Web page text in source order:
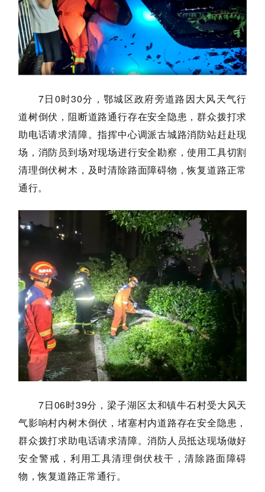
7日0时30分，鄂城区政府旁道路因大风天气行
道树倒伏，阻断道路通行存在安全隐患，群众拨打求
助电话请求清障。指挥中心调派古城路消防站赶赴现
场，消防员到场对现场进行安全勘察，使用工具切割
清理倒伏树木，及时清除路面障碍物，恢复道路正常
通行。
7日06时39分，梁子湖区太和镇牛石村受大风天
气影响村内树木倒伏，堵塞村内道路存在安全隐患，
群众拨打求助电话请求清障。消防人员抵达现场做好
安全警戒，利用工具清理倒伏枝干，清除路面障碍
物，恢复道路正常通行。